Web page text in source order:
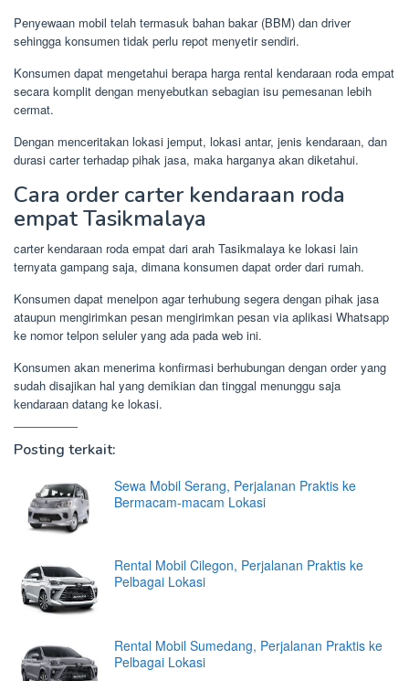
Penyewaan mobil telah termasuk bahan bakar (BBM) dan driver
sehingga konsumen tidak perlu repot menyetir sendiri.
Konsumen dapat mengetahui berapa harga rental kendaraan roda empat
secara komplit dengan menyebutkan sebagian isu pemesanan lebih
cermat.
Dengan menceritakan lokasi jemput, lokasi antar, jenis kendaraan, dan
durasi carter terhadap pihak jasa, maka harganya akan diketahui.
Cara order carter kendaraan roda
empat Tasikmalaya
carter kendaraan roda empat dari arah Tasikmalaya ke lokasi lain
ternyata gampang saja, dimana konsumen dapat order dari rumah.
Konsumen dapat menelpon agar terhubung segera dengan pihak jasa
ataupun mengirimkan pesan mengirimkan pesan via aplikasi Whatsapp
ke nomor telpon seluler yang ada pada web ini.
Konsumen akan menerima konfirmasi berhubungan dengan order yang
sudah disajikan hal yang demikian dan tinggal menunggu saja
kendaraan datang ke lokasi.
Posting terkait:
Sewa Mobil Serang, Perjalanan Praktis ke
Bermacam-macam Lokasi
Rental Mobil Cilegon, Perjalanan Praktis ke
Pelbagai Lokasi
Rental Mobil Sumedang, Perjalanan Praktis ke
Pelbagai Lokasi